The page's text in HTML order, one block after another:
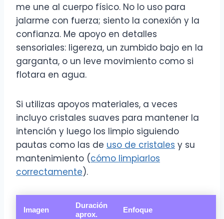
me une al cuerpo físico. No lo uso para
jalarme con fuerza; siento la conexión y la
confianza. Me apoyo en detalles
sensoriales: ligereza, un zumbido bajo en la
garganta, o un leve movimiento como si
flotara en agua.
Si utilizas apoyos materiales, a veces
incluyo cristales suaves para mantener la
intención y luego los limpio siguiendo
pautas como las de uso de cristales y su
mantenimiento (cómo limpiarlos
correctamente).
Imagen
Duración
aprox.
Enfoque